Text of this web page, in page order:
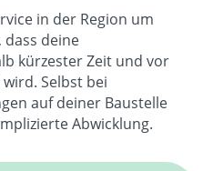
in der Region um
dass deine
kürzester Zeit und vor
Selbst bei
auf deiner Baustelle
Abwicklung.